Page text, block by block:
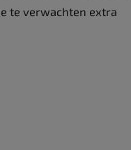
te verwachten extra